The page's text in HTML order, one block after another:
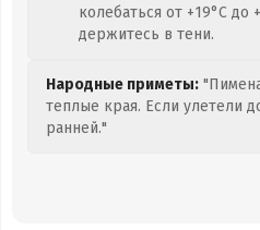
колебаться от +19°C до
держитесь в тени.
Народные приметы:
теплые края. Если улетели
ранней."